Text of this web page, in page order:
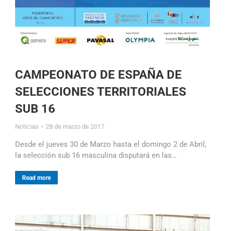
CAMPEONATO DE ESPAÑA DE
SELECCIONES TERRITORIALES
SUB 16
Noticias 28 de marzo de 2017
Desde el jueves 30 de Marzo hasta el domingo 2 de Abril,
la selección sub 16 masculina disputará en las…
Read more